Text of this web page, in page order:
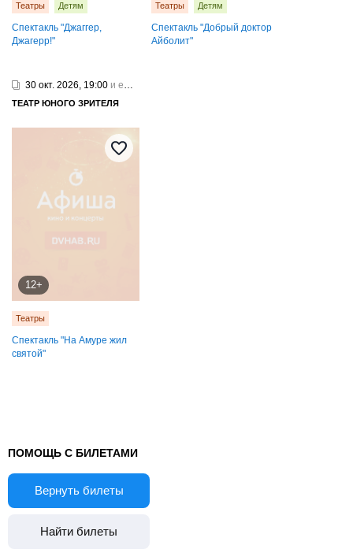
Театры Детям
Спектакль "Джаггер,
Джагерр!"
Театры Детям
Спектакль "Добрый доктор
Айболит"
30 окт. 2026, 19:00 и еще 1
ТЕАТР ЮНОГО ЗРИТЕЛЯ
12+
Театры
Спектакль "На Амуре жил
святой"
ПОМОЩЬ С БИЛЕТАМИ
Вернуть билеты
Найти билеты